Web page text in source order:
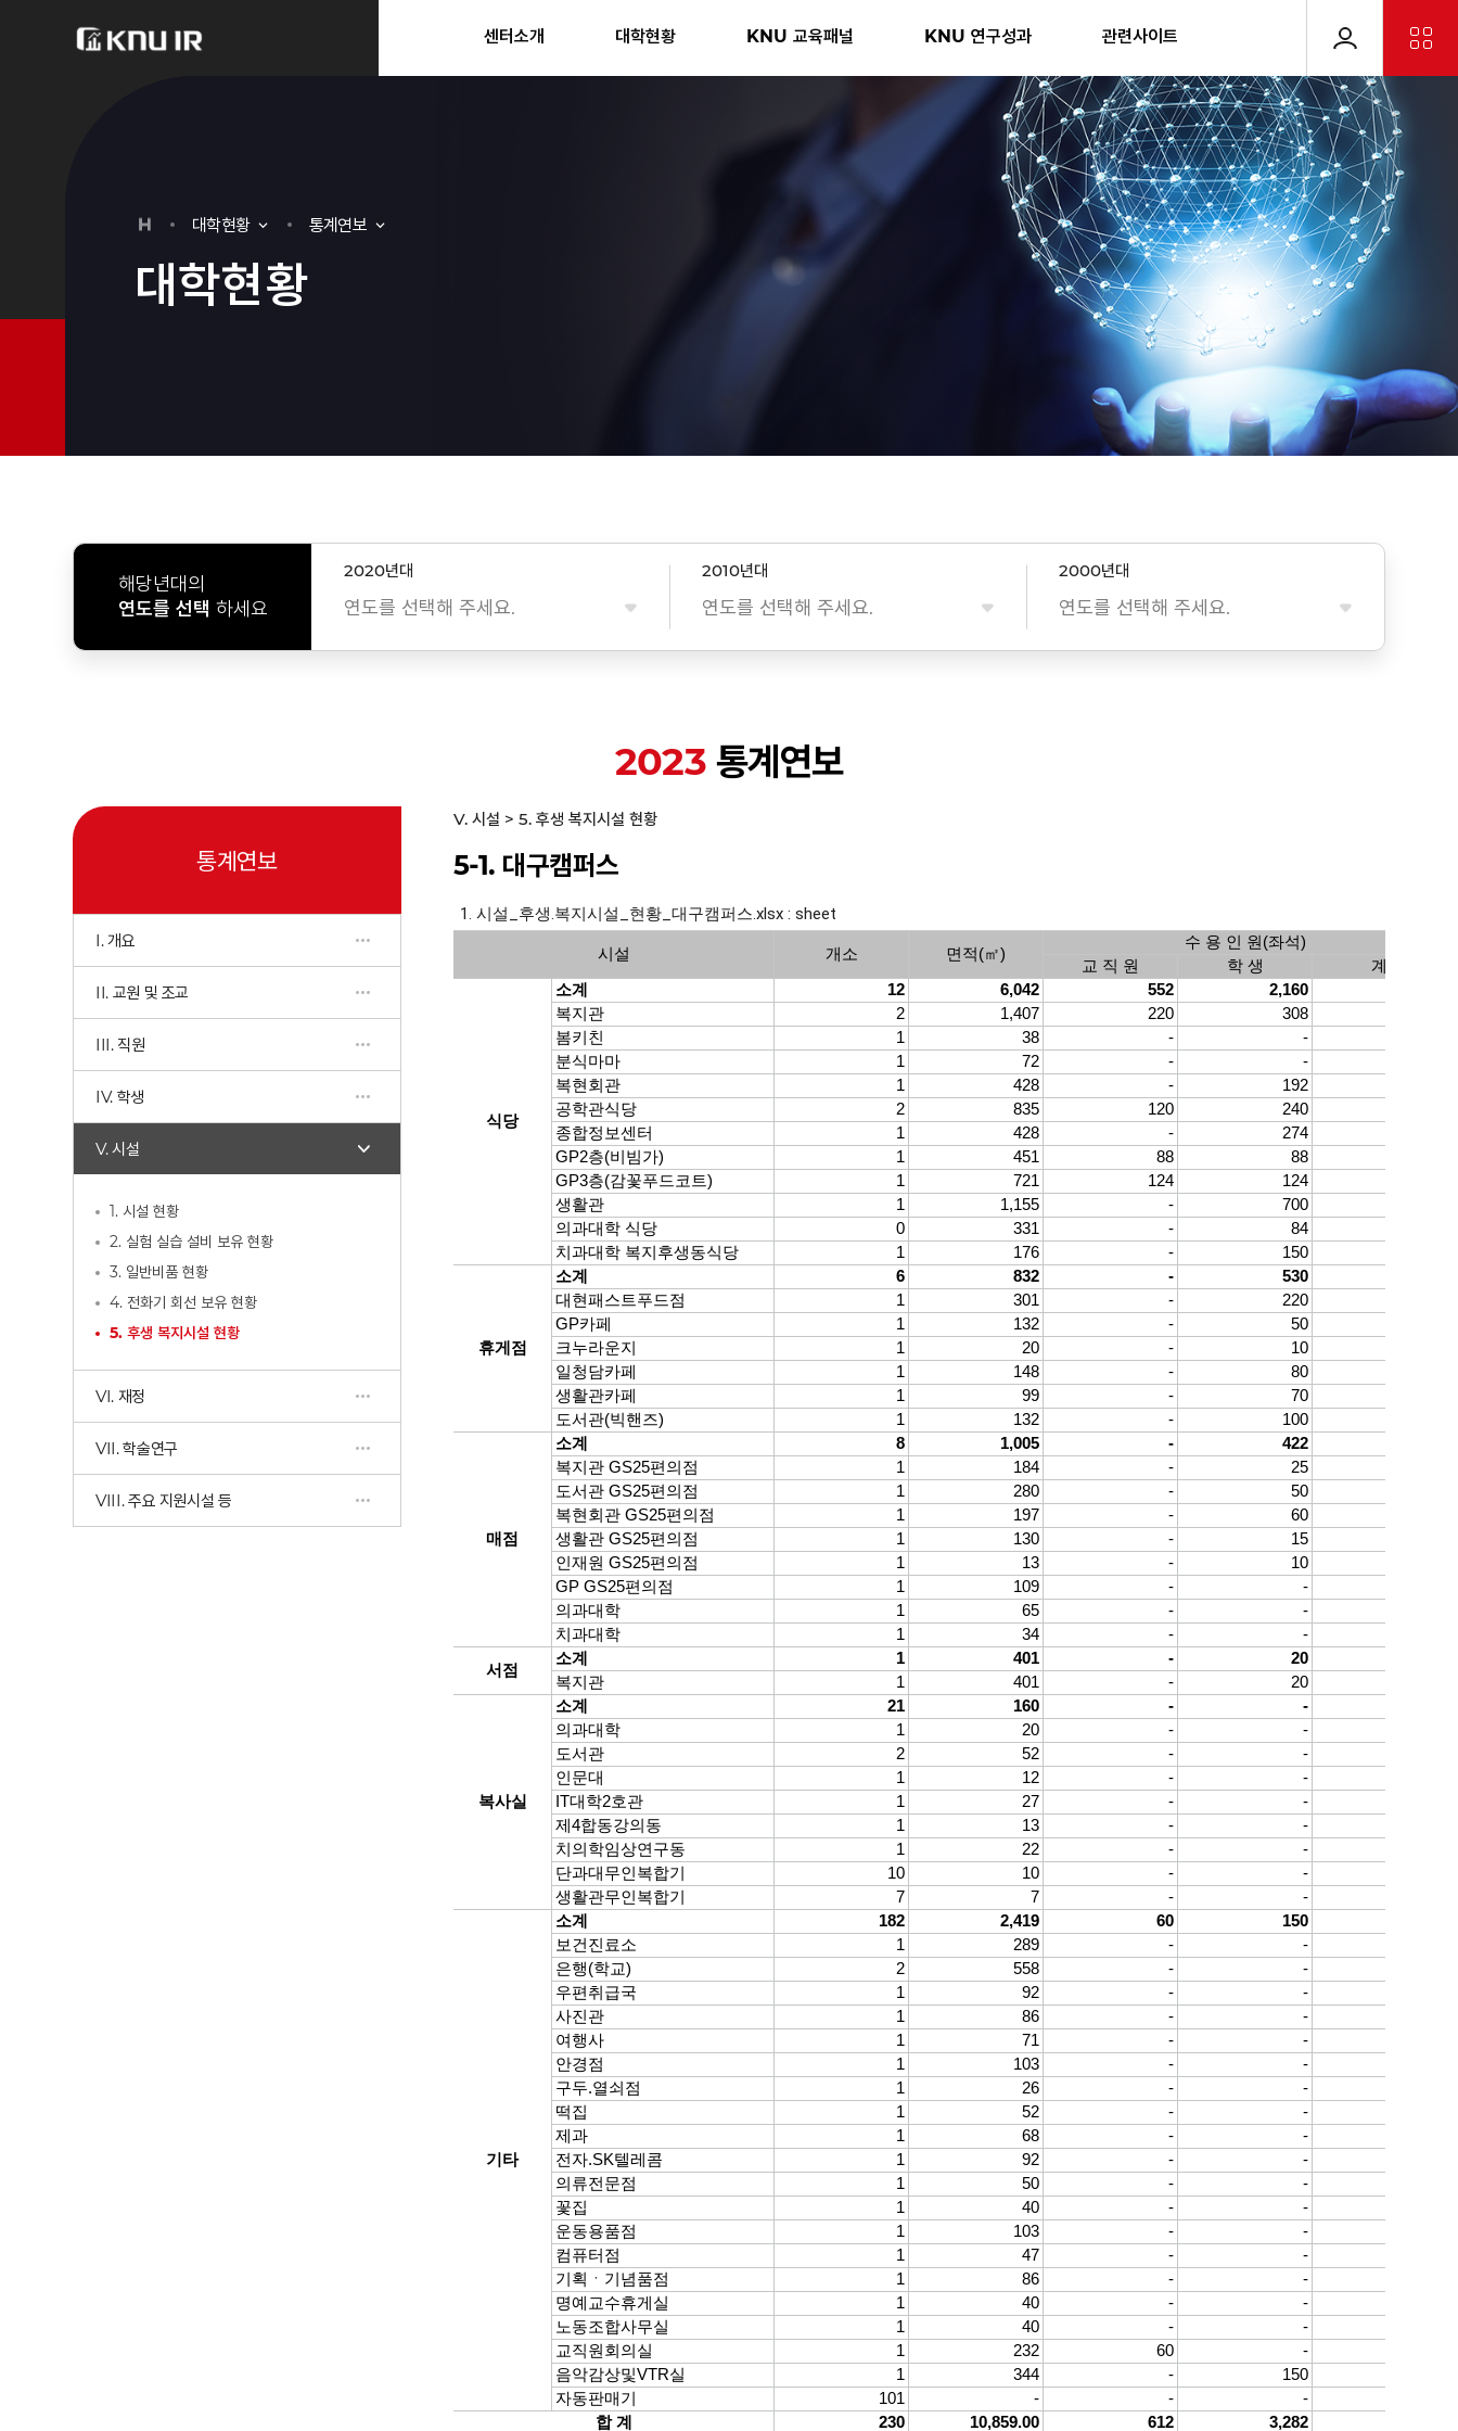
센터소개 대학현황 KNU 교육패널 KNU 연구성과 관련사이트
대학현황 통계연보
대학현황
해당년대의
연도를 선택 하세요
2020년대
연도를 선택해 주세요.
2010년대
연도를 선택해 주세요.
2000년대
연도를 선택해 주세요.
2023통계연보
통계연보
I. 개요
II. 교원 및 조교
III. 직원
IV. 학생
V. 시설
1. 시설 현황
2. 실험 실습 설비 보유 현황
3. 일반비품 현황
4. 전화기 회선 보유 현황
5. 후생 복지시설 현황
VI. 재정
VII. 학술연구
VIII. 주요 지원시설 등
V. 시설 > 5. 후생 복지시설 현황
5-1. 대구캠퍼스